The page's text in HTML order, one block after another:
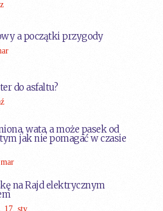
a początki przygody
do asfaltu?
wata, a może pasek od
jak nie pomagać w czasie
na Rajd elektrycznym
17, sty